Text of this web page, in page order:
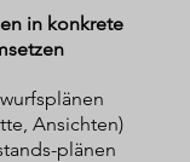
in konkrete
Ansichten)
plänen